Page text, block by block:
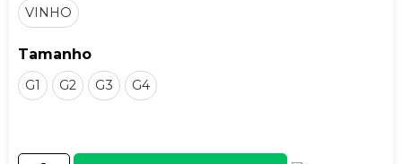
VINHO
Tamanho
G1 G2 G3 G4